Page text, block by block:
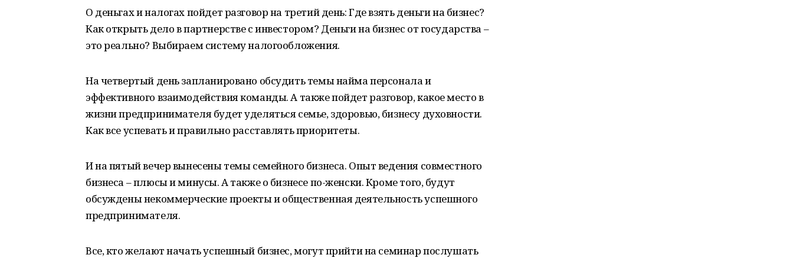
О деньгах и налогах пойдет разговор на третий день: Где взять деньги на бизнес?
Как открыть дело в партнерстве с инвестором? Деньги на бизнес от государства –
это реально? Выбираем систему налогообложения.
На четвертый день запланировано обсудить темы найма персонала и
эффективного взаимодействия команды. А также пойдет разговор, какое место в
жизни предпринимателя будет уделяться семье, здоровью, бизнесу духовности.
Как все успевать и правильно расставлять приоритеты.
И на пятый вечер вынесены темы семейного бизнеса. Опыт ведения совместного
бизнеса – плюсы и минусы. А также о бизнесе по-женски. Кроме того, будут
обсуждены некоммерческие проекты и общественная деятельность успешного
предпринимателя.
Все, кто желают начать успешный бизнес, могут прийти на семинар послушать